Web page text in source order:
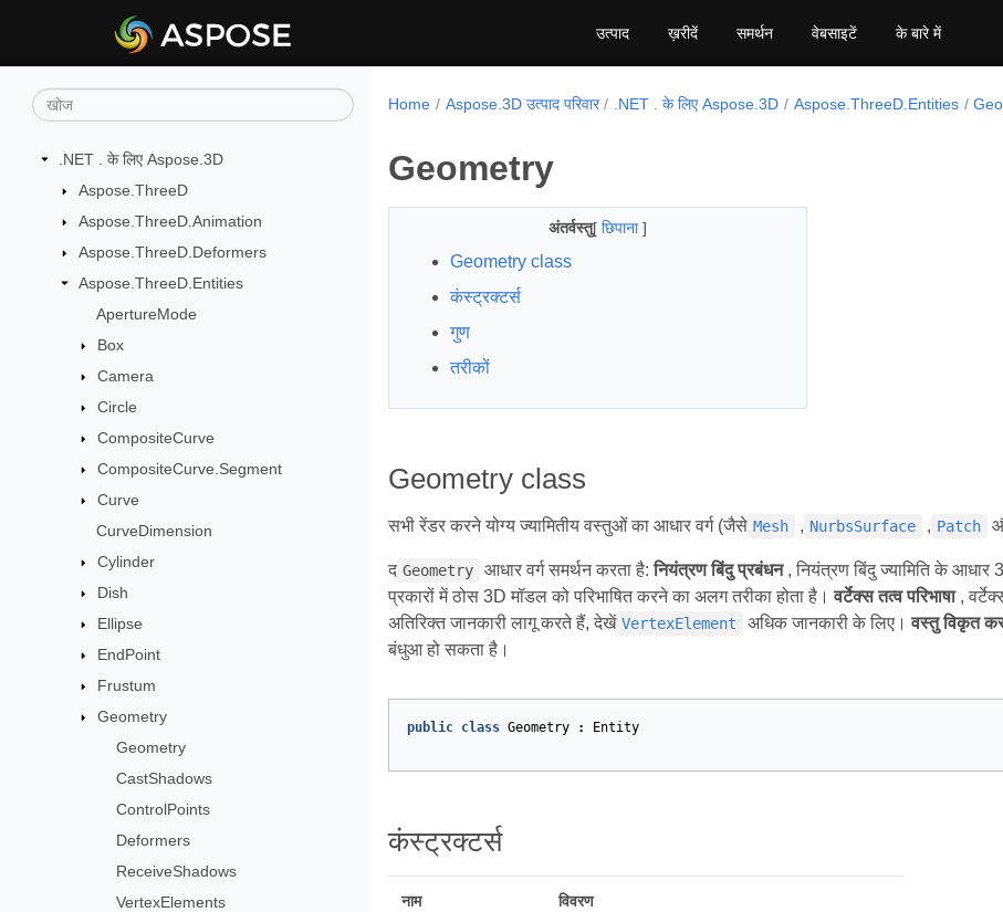
उत्पाद ख़रीदें समर्थन वेबसाइटें के बारे में
.NET . के लिए Aspose.3D
Aspose.ThreeD
Aspose.ThreeD.Animation
Aspose.ThreeD.Deformers
Aspose.ThreeD.Entities
ApertureMode
Box
Camera
Circle
CompositeCurve
CompositeCurve.Segment
Curve
CurveDimension
Cylinder
Dish
Ellipse
EndPoint
Frustum
Geometry
Geometry
CastShadows
ControlPoints
Deformers
ReceiveShadows
VertexElements
Home Aspose.3D उत्पाद परिवार .NET . के लिए Aspose.3D Aspose.ThreeD.Entities
Geometry
अंतर्वस्तु[छिपाना]
Geometry class
कंस्ट्रक्टर्स
गुण
तरीकों
Geometry class
सभी रेंडर करने योग्य ज्यामितीय वस्तुओं का आधार वर्ग (जैसे Mesh , NurbsSurface , Patch
द Geometry आधार वर्ग समर्थन करता है:नियंत्रण बिंदु प्रबंधन, नियंत्रण बिंदु ज्यामिति के आधार
प्रकारों में ठोस 3D मॉडल को परिभाषित करने का अलग तरीका होता है।वर्टेक्स तत्व परिभाषा,
अतिरिक्त जानकारी लागू करते हैं, देखें VertexElement अधिक जानकारी के लिए।वस्तु विकृत
बंधुआ हो सकता है।
public class Geometry : Entity
कंस्ट्रक्टर्स
नाम विवरण